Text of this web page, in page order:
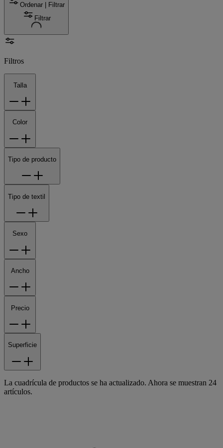
Ordenar | Filtrar
Filtrar
Filtros
Talla
Color
Tipo de producto
Tipo de textil
Sexo
Ancho
Precio
Superficie
La cuadrícula de productos se ha actualizado. Ahora se muestran 24
artículos.